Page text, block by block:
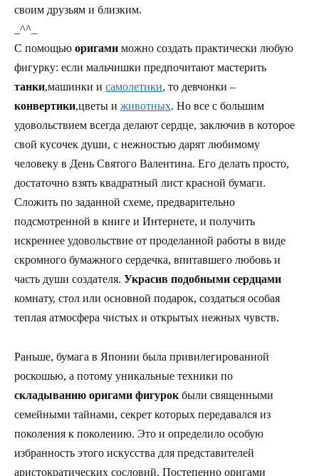
своим друзьям и близким.
_^^_
С помощью оригами можно создать практически любую
фигурку: если мальчишки предпочитают мастерить
танки,машинки и самолетики, то девчонки –
конвертики,цветы и животных. Но все с большим
удовольствием всегда делают сердце, заключив в которое
свой кусочек души, с нежностью дарят любимому
человеку в День Святого Валентина. Его делать просто,
достаточно взять квадратный лист красной бумаги.
Сложить по заданной схеме, предварительно
подсмотренной в книге и Интернете, и получить
искреннее удовольствие от проделанной работы в виде
скромного бумажного сердечка, впитавшего любовь и
часть души создателя. Украсив подобными сердцами
комнату, стол или основной подарок, создаться особая
теплая атмосфера чистых и открытых нежных чувств.
Раньше, бумага в Японии была привилегированной
роскошью, а потому уникальные техники по
складыванию оригами фигурок были священными
семейными тайнами, секрет которых передавался из
поколения к поколению. Это и определило особую
избранность этого искусства для представителей
аристократических сословий. Постепенно оригами